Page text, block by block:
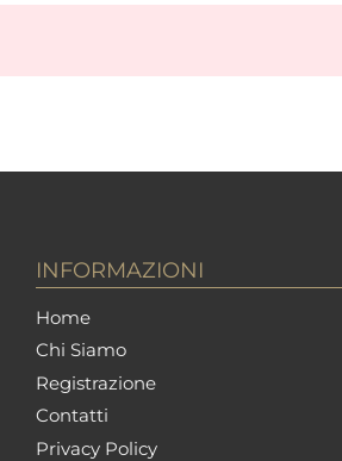
INFORMAZIONI
Home
Chi Siamo
Registrazione
Contatti
Privacy Policy